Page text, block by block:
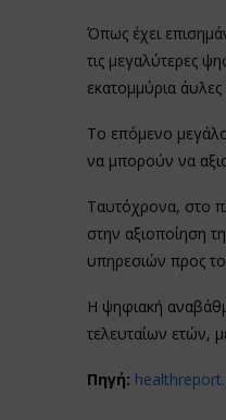
Όπως έχει
τις μεγαλύτερες
εκατομμύρια
Το επόμενο
να μπορούν να
Ταυτόχρονα, στο
στην αξιοποίηση
υπηρεσιών προς
Η ψηφιακή
τελευταίων ετών,
Πηγή: